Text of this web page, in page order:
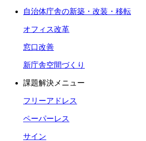
自治体庁舎の新築・改装・移転
オフィス改革
窓口改善
新庁舎空間づくり
課題解決メニュー
フリーアドレス
ペーパーレス
サイン